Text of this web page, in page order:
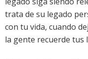
trata de su legado
con tu vida, cuando
la gente recuerde tus